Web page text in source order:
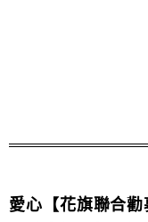
愛心【花旗聯合